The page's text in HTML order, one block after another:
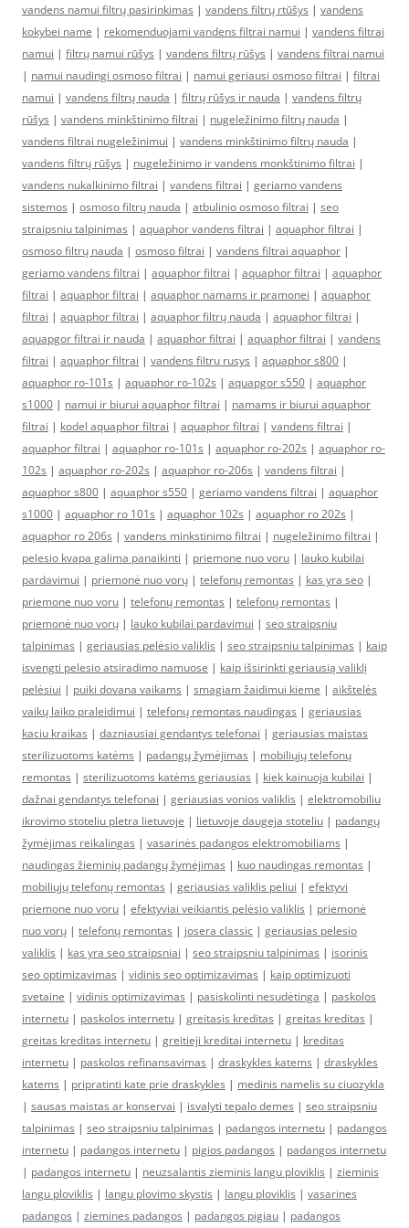
vandens namui filtrų pasirinkimas | vandens filtrų rtūšys | vandens
kokybei name | rekomenduojami vandens filtrai namui | vandens filtrai
namui | filtrų namui rūšys | vandens filtrų rūšys | vandens filtrai namui
| namui naudingi osmoso filtrai | namui geriausi osmoso filtrai | filtrai
namui | vandens filtrų nauda | filtrų rūšys ir nauda | vandens filtrų
rūšys | vandens minkštinimo filtrai | nugeležinimo filtrų nauda |
vandens filtrai nugeležinimui | vandens minkštinimo filtrų nauda |
vandens filtrų rūšys | nugeležinimo ir vandens monkštinimo filtrai |
vandens nukalkinimo filtrai | vandens filtrai | geriamo vandens
sistemos | osmoso filtrų nauda | atbulinio osmoso filtrai | seo
straipsniu talpinimas | aquaphor vandens filtrai | aquaphor filtrai |
osmoso filtrų nauda | osmoso filtrai | vandens filtrai aquaphor |
geriamo vandens filtrai | aquaphor filtrai | aquaphor filtrai | aquaphor
filtrai | aquaphor filtrai | aquaphor namams ir pramonei | aquaphor
filtrai | aquaphor filtrai | aquaphor filtrų nauda | aquaphor filtrai |
aquapgor filtrai ir nauda | aquaphor filtrai | aquaphor filtrai | vandens
filtrai | aquaphor filtrai | vandens filtru rusys | aquaphor s800 |
aquaphor ro-101s | aquaphor ro-102s | aquapgor s550 | aquaphor
s1000 | namui ir biurui aquaphor filtrai | namams ir biurui aquaphor
filtrai | kodel aquaphor filtrai | aquaphor filtrai | vandens filtrai |
aquaphor filtrai | aquaphor ro-101s | aquaphor ro-202s | aquaphor ro-
102s | aquaphor ro-202s | aquaphor ro-206s | vandens filtrai |
aquaphor s800 | aquaphor s550 | geriamo vandens filtrai | aquaphor
s1000 | aquaphor ro 101s | aquaphor 102s | aquaphor ro 202s |
aquaphor ro 206s | vandens minkstinimo filtrai | nugeležinimo filtrai |
pelesio kvapa galima panaikinti | priemone nuo voru | lauko kubilai
pardavimui | priemonė nuo vorų | telefonų remontas | kas yra seo |
priemone nuo voru | telefonų remontas | telefonų remontas |
priemonė nuo vorų | lauko kubilai pardavimui | seo straipsniu
talpinimas | geriausias pelėsio valiklis | seo straipsniu talpinimas | kaip
isvengti pelesio atsiradimo namuose | kaip išsirinkti geriausią valiklį
pelėsiui | puiki dovana vaikams | smagiam žaidimui kieme | aikštelės
vaikų laiko praleidimui | telefonų remontas naudingas | geriausias
kaciu kraikas | dazniausiai gendantys telefonai | geriausias maistas
sterilizuotoms katėms | padangų žymėjimas | mobiliųjų telefonų
remontas | sterilizuotoms katėms geriausias | kiek kainuoja kubilai |
dažnai gendantys telefonai | geriausias vonios valiklis | elektromobiliu
ikrovimo stoteliu pletra lietuvoje | lietuvoje daugeja stoteliu | padangų
žymėjimas reikalingas | vasarinės padangos elektromobiliams |
naudingas žieminių padangų žymėjimas | kuo naudingas remontas |
mobiliųjų telefonų remontas | geriausias valiklis peliui | efektyvi
priemone nuo voru | efektyviai veikiantis pelėsio valiklis | priemonė
nuo vorų | telefonų remontas | josera classic | geriausias pelesio
valiklis | kas yra seo straipsniai | seo straipsniu talpinimas | isorinis
seo optimizavimas | vidinis seo optimizavimas | kaip optimizuoti
svetaine | vidinis optimizavimas | pasiskolinti nesudėtinga | paskolos
internetu | paskolos internetu | greitasis kreditas | greitas kreditas |
greitas kreditas internetu | greitieji kreditai internetu | kreditas
internetu | paskolos refinansavimas | draskykles katems | draskykles
katems | pripratinti kate prie draskykles | medinis namelis su ciuozykla
| sausas maistas ar konservai | isvalyti tepalo demes | seo straipsniu
talpinimas | seo straipsniu talpinimas | padangos internetu | padangos
internetu | padangos internetu | pigios padangos | padangos internetu
| padangos internetu | neuzsalantis zieminis langu ploviklis | zieminis
langu ploviklis | langu plovimo skystis | langu ploviklis | vasarines
padangos | ziemines padangos | padangos pigiau | padangos